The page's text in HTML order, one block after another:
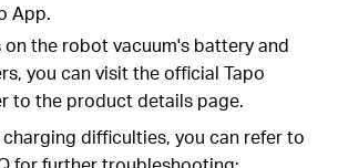
App.
the robot vacuum's battery and
you can visit the official Tapo
to the product details page.
difficulties, you can refer to